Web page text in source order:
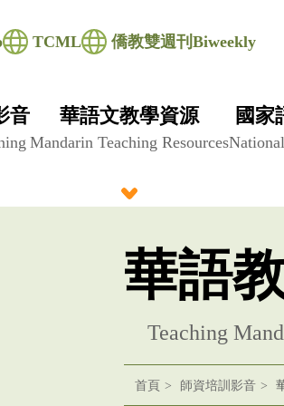
TCML 僑教雙週刊Biweekly
音 華語文教學資源
Mandarin Teaching Resources
國家
華語
Teaching
首頁 師資培訓影音